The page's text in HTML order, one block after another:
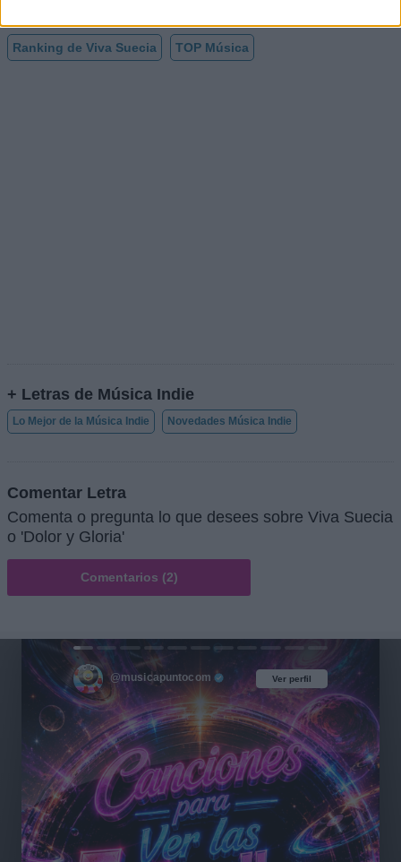
Ranking de Viva Suecia TOP Música
+ Letras de Música Indie
Lo Mejor de la Música Indie Novedades Música Indie
Comentar Letra
Comenta o pregunta lo que desees sobre Viva Suecia
o 'Dolor y Gloria'
Comentarios (2)
Ver perfil
@musicapuntocom Ver perfil